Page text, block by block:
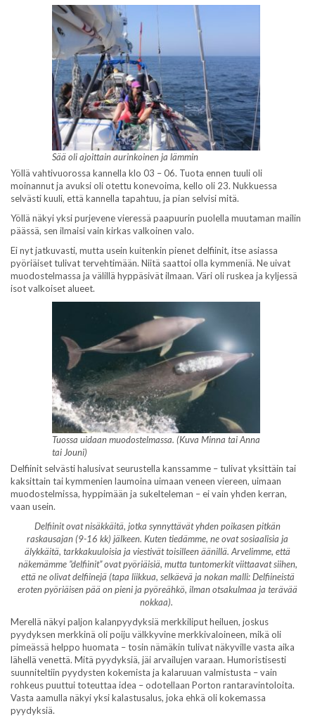
Sää oli ajoittain aurinkoinen ja lämmin
Yöllä vahtivuorossa kannella klo 03 – 06. Tuota ennen tuuli oli
moinannut ja avuksi oli otettu konevoima, kello oli 23. Nukkuessa
selvästi kuuli, että kannella tapahtuu, ja pian selvisi mitä.
Yöllä näkyi yksi purjevene vieressä paapuurin puolella muutaman mailin
päässä, sen ilmaisi vain kirkas valkoinen valo.
Ei nyt jatkuvasti, mutta usein kuitenkin pienet delfiinit, itse asiassa
pyöriäiset tulivat tervehtimään. Niitä saattoi olla kymmeniä. Ne uivat
muodostelmassa ja välillä hyppäsivät ilmaan. Väri oli ruskea ja kyljessä
isot valkoiset alueet.
Tuossa uidaan muodostelmassa. (Kuva Minna tai Anna
tai Jouni)
Delfiinit selvästi halusivat seurustella kanssamme – tulivat yksittäin tai
kaksittain tai kymmenien laumoina uimaan veneen viereen, uimaan
muodostelmissa, hyppimään ja sukelteleman – ei vain yhden kerran,
vaan usein.
Delfiinit ovat nisäkkäitä, jotka synnyttävät yhden poikasen pitkän
raskausajan (9-16 kk) jälkeen. Kuten tiedämme, ne ovat sosiaalisia ja
älykkäitä, tarkkakuuloisia ja viestivät toisilleen äänillä. Arvelimme, että
näkemämme ”delfiinit” ovat pyöriäisiä, mutta tuntomerkit viittaavat siihen,
että ne olivat delfiinejä (tapa liikkua, selkäevä ja nokan malli: Delfiineistä
eroten pyöriäisen pää on pieni ja pyöreähkö, ilman otsakulmaa ja terävää
nokkaa).
Merellä näkyi paljon kalanpyydyksiä merkkiliput heiluen, joskus
pyydyksen merkkinä oli poiju välkkyvine merkkivaloineen, mikä oli
pimeässä helppo huomata – tosin nämäkin tulivat näkyville vasta aika
lähellä venettä. Mitä pyydyksiä, jäi arvailujen varaan. Humoristisesti
suunniteltiin pyydysten kokemista ja kalaruuan valmistusta – vain
rohkeus puuttui toteuttaa idea – odotellaan Porton rantaravintoloita.
Vasta aamulla näkyi yksi kalastusalus, joka ehkä oli kokemassa
pyydyksiä.